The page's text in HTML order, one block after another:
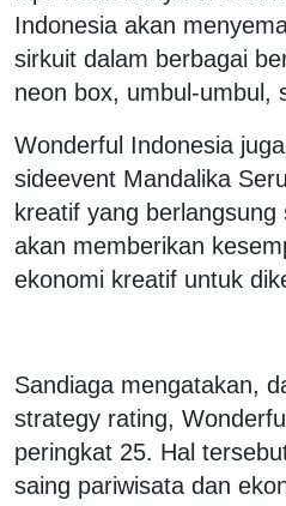
Indonesia akan
sirkuit dalam berbagai
neon box, umbul-umbul,
​​​​Wonderful Indonesia
sideevent Mandalika
kreatif yang
akan memberikan
ekonomi kreatif untuk
Sandiaga mengatakan,
strategy rating,
peringkat 25. Hal
saing pariwisata dan